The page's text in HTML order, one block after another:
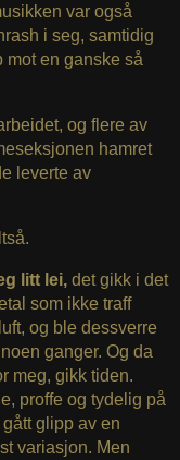
var også
i seg, samtidig
mot en ganske så
og flere av
hamret
leverte av
litt lei,det gikk i det
som ikke traff
og ble dessverre
ganger. Og da
meg, gikk tiden.
proffe og tydelig på
glipp av en
variasjon. Men